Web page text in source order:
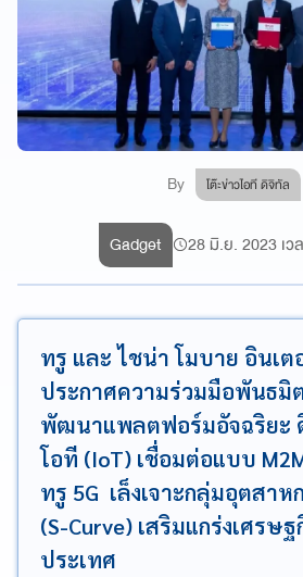
By โต๊ะข่าวไอที ดิจิทัล
Gadget 28 มิ.ย. 2023 เว
ทรู และ ไชน่า โมบาย อินเ
ประกาศความร่วมมือพันธมิ
พัฒนาแพลตฟอร์มอัจฉริยะ
โอที (IoT) เชื่อมต่อแบบ
ทรู 5G เล็งเจาะกลุ่มอุตสาห
(S-Curve) เสริมแกร่งเศรษ
ประเทศ